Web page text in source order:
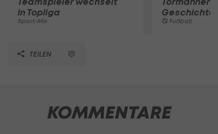
in Topliga
Sport-Mix
Geschichte
Fußball
TEILEN
KOMMENTARE